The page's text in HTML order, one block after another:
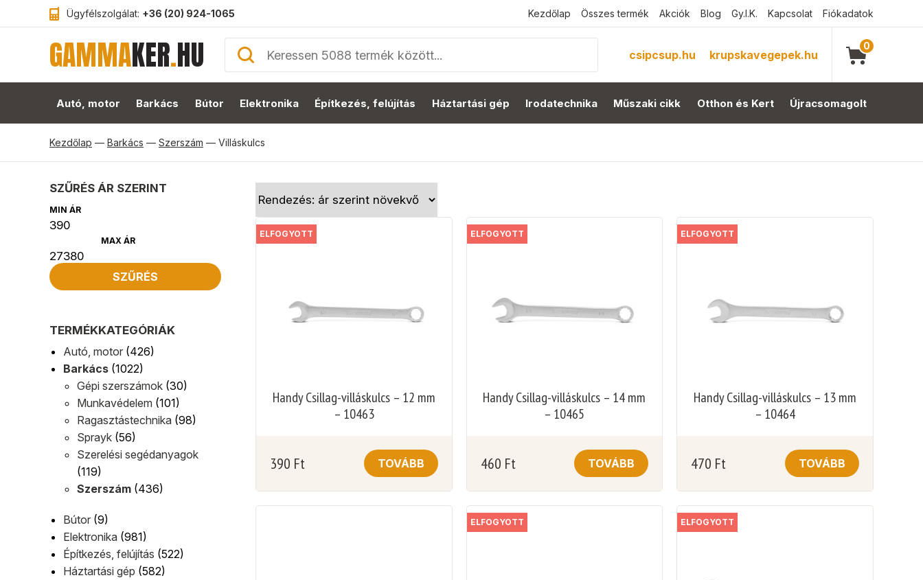
Ügyfélszolgálat: +36 (20) 924-1065 Kezdőlap Összes termék Akciók Blog Gy.I.K. Kapcsolat Fiókadatok
GAMMAKER.HU csipcsup.hu krupskavegepek.hu
0
Autó, motor Barkács Bútor Elektronika Építkezés, felújítás Háztartási gép Irodatechnika Műszaki cikk Otthon és Kert Újracsomagolt
Kezdőlap — Barkács — Szerszám — Villáskulcs
SZŰRÉS ÁR SZERINT
MIN ÁR
MAX ÁR
SZŰRÉS
TERMÉKKATEGÓRIÁK
Autó, motor (426)
Barkács (1022)
Gépi szerszámok (30)
Munkavédelem (101)
Ragasztástechnika (98)
Sprayk (56)
Szerelési segédanyagok
(119)
Szerszám (436)
Bútor (9)
Elektronika (981)
Építkezés, felújítás (522)
Háztartási gép (582)
ELFOGYOTT
Handy Csillag-villáskulcs – 12 mm
– 10463
390 Ft TOVÁBB
ELFOGYOTT
Handy Csillag-villáskulcs – 14 mm
– 10465
460 Ft TOVÁBB
ELFOGYOTT
Handy Csillag-villáskulcs – 13 mm
– 10464
470 Ft TOVÁBB
ELFOGYOTT ELFOGYOTT